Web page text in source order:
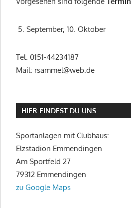
5. September, 10. Oktober
Tel. 0151-44234187
Mail: rsammel@web.de
HIER FINDEST DU UNS
Sportanlagen mit Clubhaus:
Elzstadion Emmendingen
Am Sportfeld 27
79312 Emmendingen
zu Google Maps